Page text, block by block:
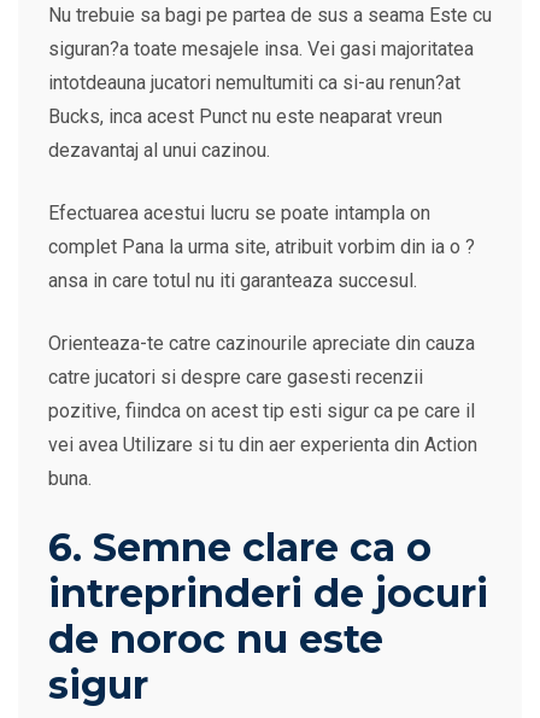
Nu trebuie sa bagi pe partea de sus a seama Este cu
siguran?a toate mesajele insa. Vei gasi majoritatea
intotdeauna jucatori nemultumiti ca si-au renun?at
Bucks, inca acest Punct nu este neaparat vreun
dezavantaj al unui cazinou.
Efectuarea acestui lucru se poate intampla on
complet Pana la urma site, atribuit vorbim din ia o ?
ansa in care totul nu iti garanteaza succesul.
Orienteaza-te catre cazinourile apreciate din cauza
catre jucatori si despre care gasesti recenzii
pozitive, fiindca on acest tip esti sigur ca pe care il
vei avea Utilizare si tu din aer experienta din Action
buna.
6. Semne clare ca o
intreprinderi de jocuri
de noroc nu este
sigur